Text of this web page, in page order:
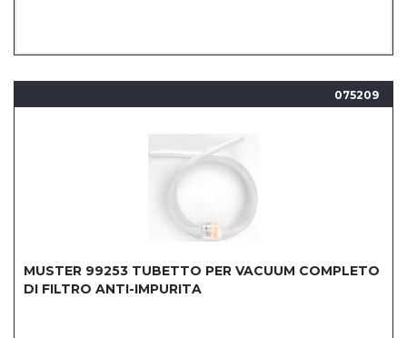
075209
MUSTER 99253 TUBETTO PER VACUUM COMPLETO
DI FILTRO ANTI-IMPURITA